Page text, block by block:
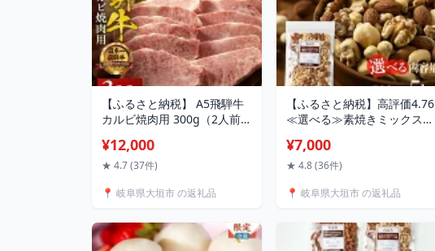
【ふるさと納税】 A5飛騨牛
カルビ焼肉用 300g（2人前）
騨牛 牛肉 肉 黒毛和牛 希少部
位 国産 厳選 ブランド牛 お取
¥12,000
★ 4.7 (37件)
📍 岐阜県大垣市 の返礼品
【ふるさと納税】高評価4.76
≪選べる≫素焼きミックスナ
ルミ カシューナッツ マカダ
ミアナッツ 500g 1kg 2kg
3回 6回 12回 無塩 食用油不
7千円 稲葉商店 ナッツ＆ビー
ンズ 岐阜県 大垣市
¥7,000
★ 4.8 (36件)
📍 岐阜県大垣市 の返礼品